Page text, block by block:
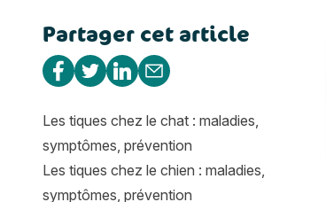
Partager cet article
Partager sur Facebook
Partager sur Twitter
Partager sur Linkedin
Partager par e-mail
Les tiques chez le chat : maladies,
symptômes, prévention
Les tiques chez le chien : maladies,
symptômes, prévention